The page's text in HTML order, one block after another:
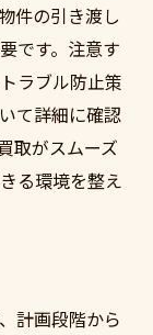
件の引き渡し
です。注意す
ラブル防止策
て詳細に確認
取がスムーズ
る環境を整え
計画段階から